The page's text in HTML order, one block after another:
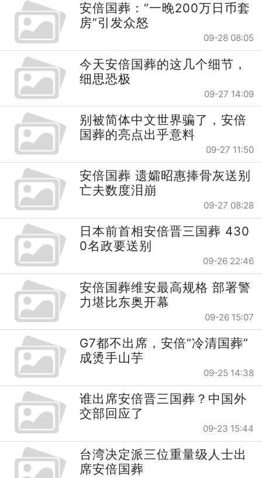
安倍国葬：“一晚200万日币套
房”引发众怒
09-28 08:05
今天安倍国葬的这几个细节，
细思恐极
09-27 14:09
别被简体中文世界骗了，安倍
国葬的亮点出乎意料
09-27 11:50
安倍国葬 遗孀昭惠捧骨灰送别
亡夫数度泪崩
09-27 08:28
日本前首相安倍晋三国葬 430
0名政要送别
09-26 22:46
安倍国葬维安最高规格 部署警
力堪比东奥开幕
09-26 15:07
G7都不出席，安倍“冷清国葬”
成烫手山芋
09-25 14:38
谁出席安倍晋三国葬？中国外
交部回应了
09-23 15:44
台湾决定派三位重量级人士出
席安倍国葬